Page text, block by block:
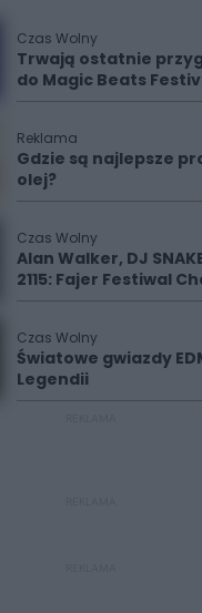
Czas Wolny
Trwają ostatnie
do Magic Beats
Reklama
Gdzie są najlepsze
olej?
Czas Wolny
Alan Walker, DJ
2115: Fajer Festiwal
Czas Wolny
Światowe gwiazdy
Legendii